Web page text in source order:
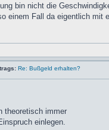
bin nicht die
einem Fall da eigentlich mit
Re: Bußgeld erhalten?
theoretisch immer
einlegen.